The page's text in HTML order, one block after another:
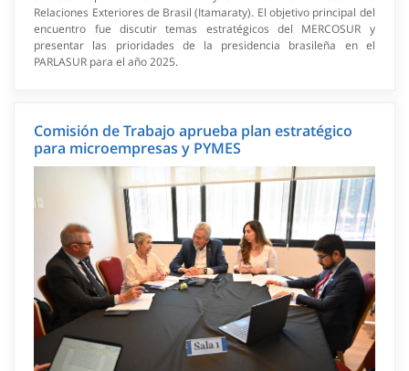
Relaciones Exteriores de Brasil (Itamaraty). El objetivo principal del
encuentro fue discutir temas estratégicos del MERCOSUR y
presentar las prioridades de la presidencia brasileña en el
PARLASUR para el año 2025.
Comisión de Trabajo aprueba plan estratégico
para microempresas y PYMES